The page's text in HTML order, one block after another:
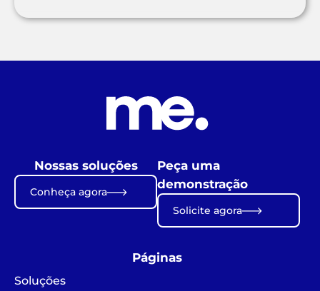
Nossas soluções
Conheça agora
Peça uma
demonstração
Solicite agora
Páginas
Soluções